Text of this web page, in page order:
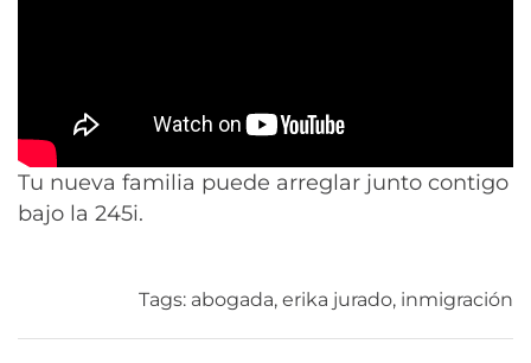
Tu nueva familia puede arreglar junto contigo
bajo la 245i.
Tags: abogada, erika jurado, inmigración